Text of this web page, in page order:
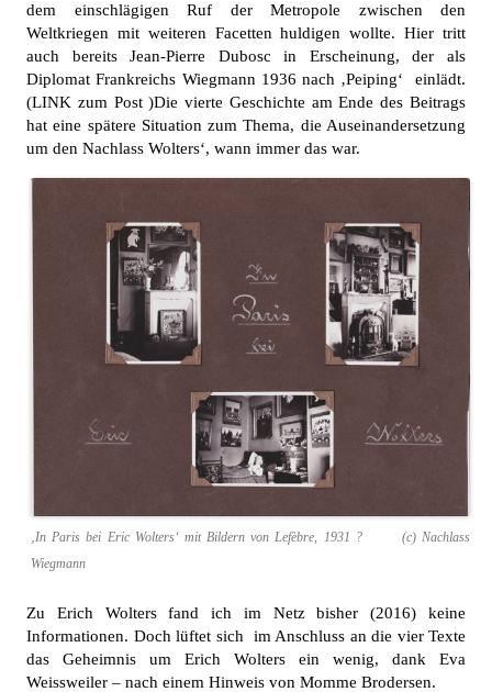
dem einschlägigen Ruf der Metropole zwischen den
Weltkriegen mit weiteren Facetten huldigen wollte. Hier tritt
auch bereits Jean-Pierre Dubosc in Erscheinung, der als
Diplomat Frankreichs Wiegmann 1936 nach ‚Peiping‘ einlädt.
(LINK zum Post )Die vierte Geschichte am Ende des Beitrags
hat eine spätere Situation zum Thema, die Auseinandersetzung
um den Nachlass Wolters‘, wann immer das war.
‚In Paris bei Eric Wolters‘ mit Bildern von Lefèbre, 1931 ? (c) Nachlass
Wiegmann
Zu Erich Wolters fand ich im Netz bisher (2016) keine
Informationen. Doch lüftet sich im Anschluss an die vier Texte
das Geheimnis um Erich Wolters ein wenig, dank Eva
Weissweiler – nach einem Hinweis von Momme Brodersen.